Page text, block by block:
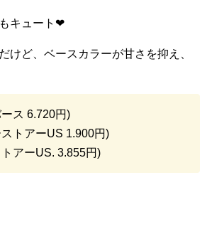
キュート ❤︎
けど、ベースカラーが甘さを抑え、
ス 6.720円)
トアーUS 1.900円)
アーUS. 3.855円)